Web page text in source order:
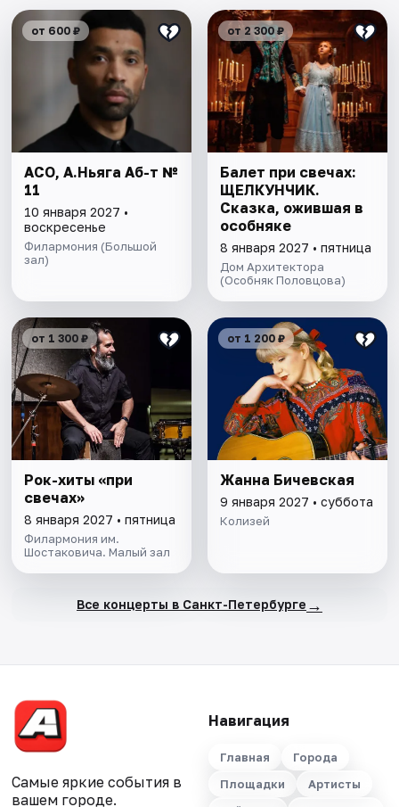
от 600 ₽
АСО, А.Ньяга Аб-т №
11
10 января 2027 •
воскресенье
Филармония (Большой
зал)
от 2 300 ₽
Балет при свечах:
ЩЕЛКУНЧИК.
Сказка, ожившая в
особняке
8 января 2027 • пятница
Дом Архитектора
(Особняк Половцова)
от 1 300 ₽
Рок-хиты «при
свечах»
8 января 2027 • пятница
Филармония им.
Шостаковича. Малый зал
от 1 200 ₽
Жанна Бичевская
9 января 2027 • суббота
Колизей
Все концерты в Санкт-Петербурге →
Самые яркие события в
вашем городе.
Навигация
Главная
Города
Площадки
Артисты